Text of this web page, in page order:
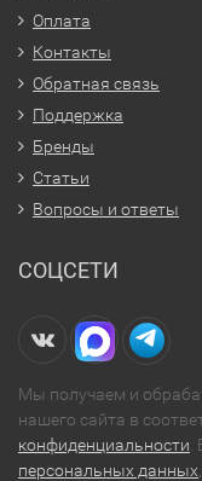
Оплата
Контакты
Обратная связь
Поддержка
Бренды
Статьи
Вопросы и ответы
СОЦСЕТИ
Мы получаем и
нашего сайта в
конфиденциальности
персональных данных